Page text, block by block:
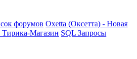
форумов Oxetta (Оксетта) - Новая
Тирика-Магазин SQL Запросы